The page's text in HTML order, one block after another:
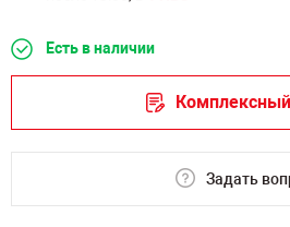
Есть в наличии
Задать